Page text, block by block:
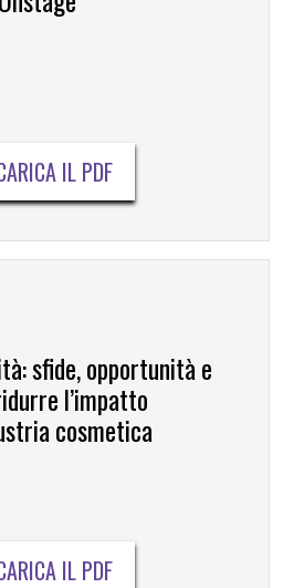
IL PDF
sfide, opportunità e
l’impatto
cosmetica
IL PDF